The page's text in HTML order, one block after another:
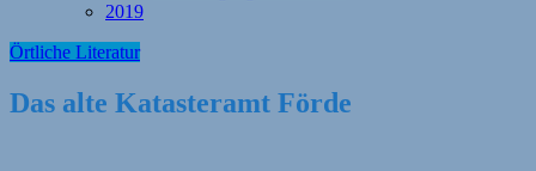
2019
Örtliche Literatur
Das alte Katasteramt Förde